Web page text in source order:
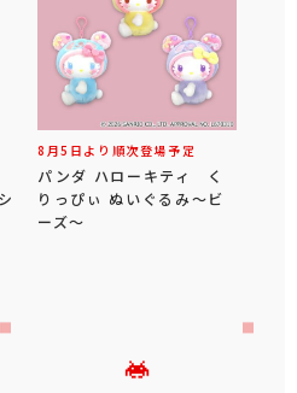
8月5日より順次登場予定
パンダ ハローキティ く
りっぴぃ ぬいぐるみ～ビ
ーズ～